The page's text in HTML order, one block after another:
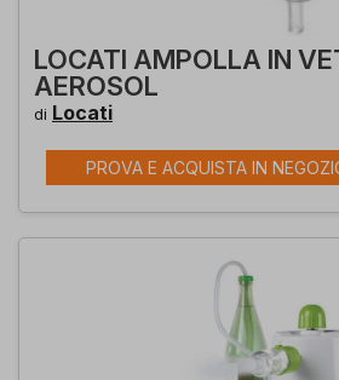
LOCATI AMPOLLA IN
AEROSOL
di Locati
PROVA E ACQUISTA IN